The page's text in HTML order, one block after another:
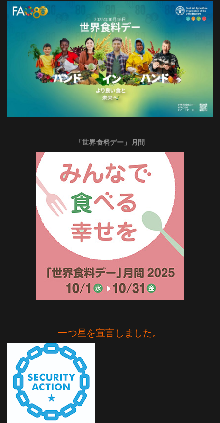
「世界食料デー」月間
一つ星を宣言しました。